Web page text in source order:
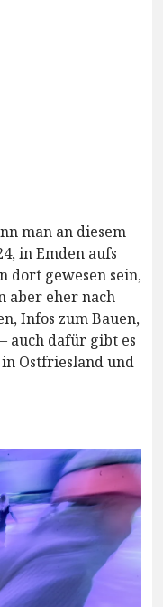
man an diesem
in Emden aufs
dort gewesen sein,
aber eher nach
Infos zum Bauen,
auch dafür gibt es
Ostfriesland und